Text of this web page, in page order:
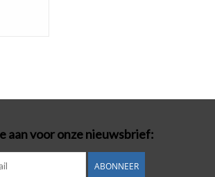
aan voor onze nieuwsbrief:
ABONNEER